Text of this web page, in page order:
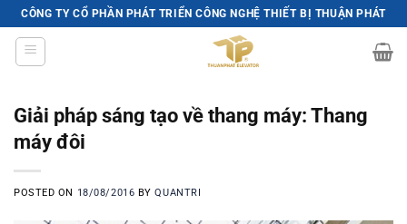
Skip
to
content
CÔNG TY CỔ PHẦN PHÁT TRIỂN CÔNG NGHỆ THIẾT BỊ THUẬN PHÁT
Giải pháp sáng tạo về thang máy: Thang
máy đôi
POSTED ON 18/08/2016 BYQUANTRI